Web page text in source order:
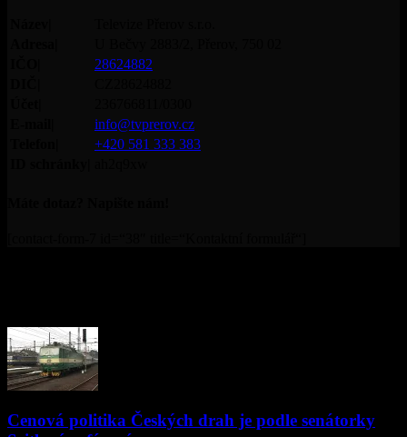
28624882
info@tvprerov.cz
+420 581 333 383
Cenová politika Českých drah je podle senátorky